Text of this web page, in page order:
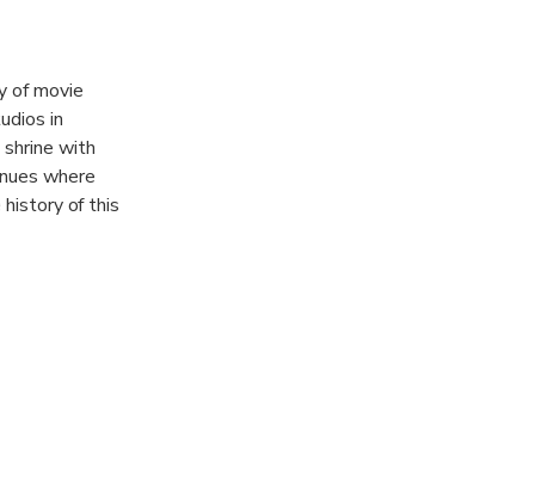
of movie
in
with
where
of this